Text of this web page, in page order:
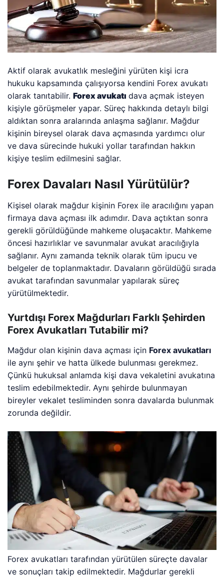
Aktif olarak avukatlık mesleğini yürüten kişi icra
hukuku kapsamında çalışıyorsa kendini Forex avukatı
olarak tanıtabilir.Forex avukatı dava açmak isteyen
kişiyle görüşmeler yapar. Süreç hakkında detaylı bilgi
aldıktan sonra aralarında anlaşma sağlanır. Mağdur
kişinin bireysel olarak dava açmasında yardımcı olur
ve dava sürecinde hukuki yollar tarafından hakkın
kişiye teslim edilmesini sağlar.
Forex Davaları Nasıl Yürütülür?
Kişisel olarak mağdur kişinin Forex ile aracılığını yapan
firmaya dava açması ilk adımdır. Dava açtıktan sonra
gerekli görüldüğünde mahkeme oluşacaktır. Mahkeme
öncesi hazırlıklar ve savunmalar avukat aracılığıyla
sağlanır. Aynı zamanda teknik olarak tüm ipucu ve
belgeler de toplanmaktadır. Davaların görüldüğü sırada
avukat tarafından savunmalar yapılarak süreç
yürütülmektedir.
Yurtdışı Forex Mağdurları Farklı Şehirden
Forex Avukatları Tutabilir mi?
Mağdur olan kişinin dava açması için Forex avukatları
ile aynı şehir ve hatta ülkede bulunması gerekmez.
Çünkü hukuksal anlamda kişi dava vekaletini avukatına
teslim edebilmektedir. Aynı şehirde bulunmayan
bireyler vekalet tesliminden sonra davalarda bulunmak
zorunda değildir.
Forex avukatları tarafından yürütülen süreçte davalar
ve sonuçları takip edilmektedir. Mağdurlar gerekli